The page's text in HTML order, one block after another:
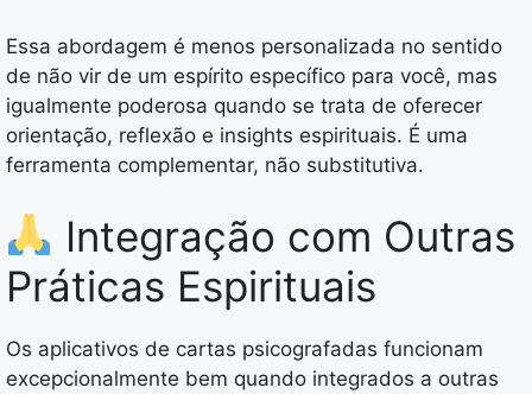
Essa abordagem é menos personalizada no sentido
de não vir de um espírito específico para você, mas
igualmente poderosa quando se trata de oferecer
orientação, reflexão e insights espirituais. É uma
ferramenta complementar, não substitutiva.
Integração com Outras
Práticas Espirituais
Os aplicativos de cartas psicografadas funcionam
excepcionalmente bem quando integrados a outras